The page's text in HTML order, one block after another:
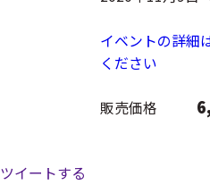
イベントの詳細
ください
販売価格
ツイートする